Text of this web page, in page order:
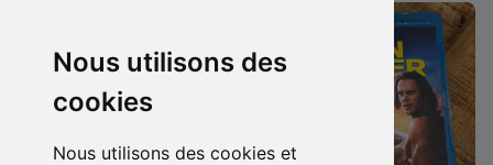
Nous utilisons des
cookies
Nous utilisons des cookies et